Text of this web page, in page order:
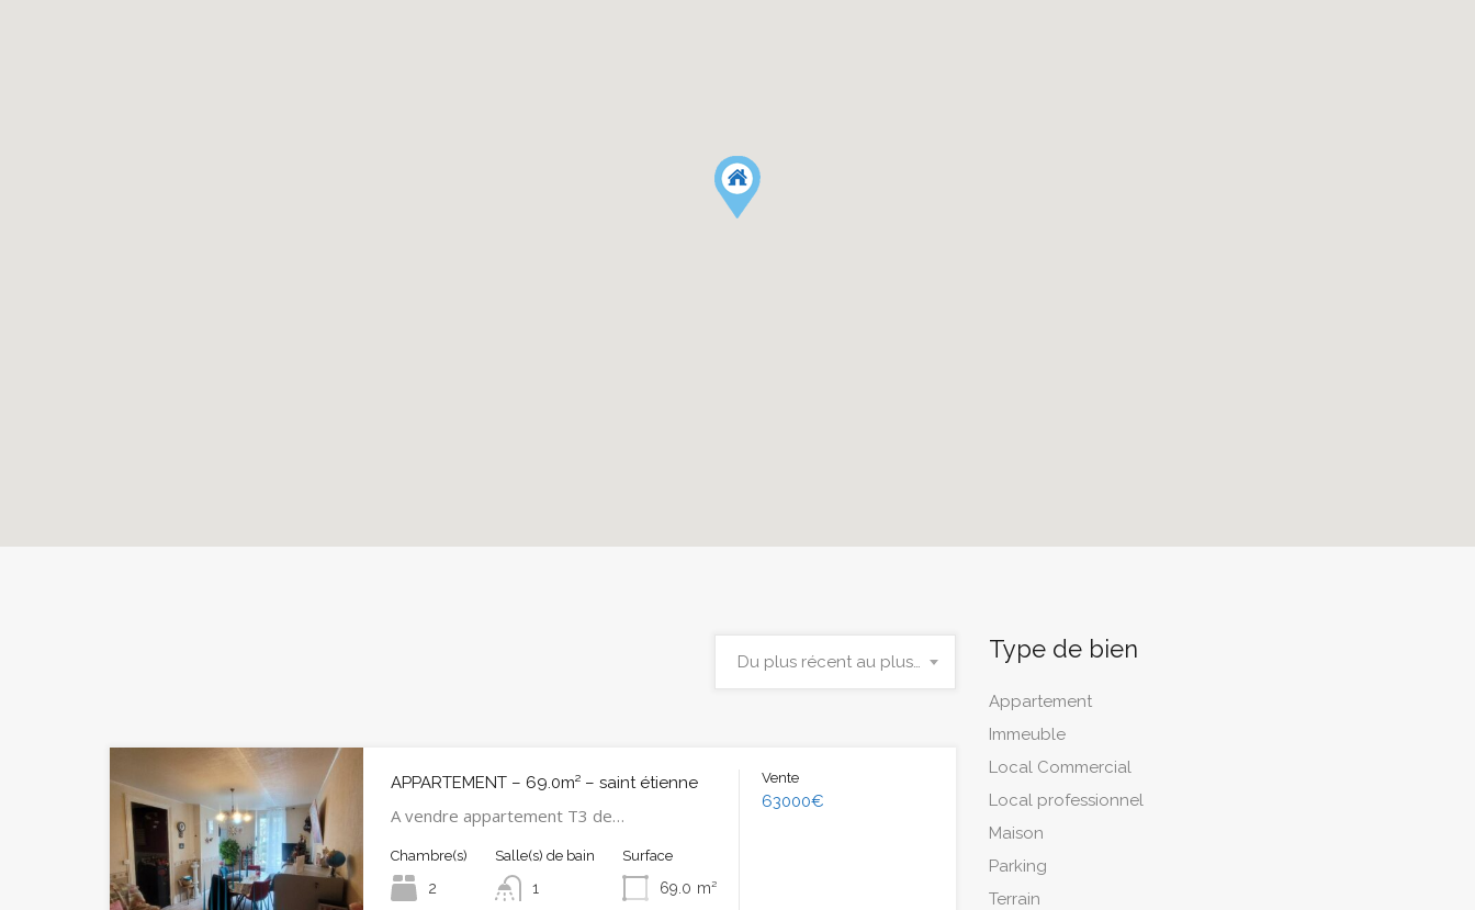
Du plus récent au plus ancien
APPARTEMENT – 69.0m² – saint étienne
A vendre appartement T3 de…
Chambre(s)
2
Salle(s) de bain
1
Surface
69.0 m²
Vente
63000€
Type de bien
Appartement
Immeuble
Local Commercial
Local professionnel
Maison
Parking
Terrain